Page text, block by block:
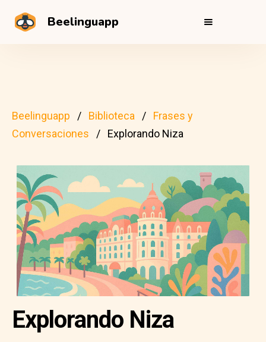
Beelinguapp
Beelinguapp Biblioteca
Frases y
Conversaciones
Explorando Niza
Explorando Niza